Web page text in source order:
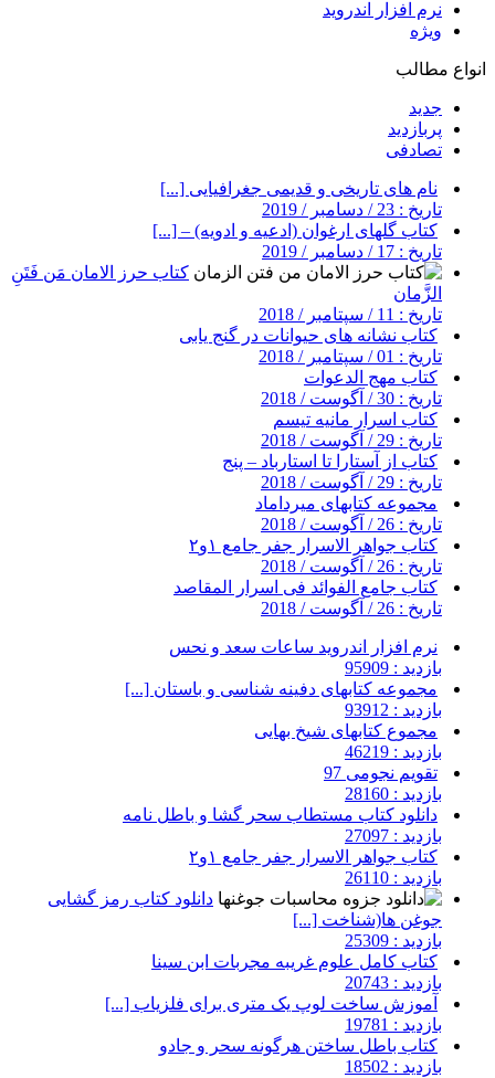
نرم افزار اندروید
ویژه
انواع مطالب
جدید
پربازدید
تصادفی
نام های تاریخی و قدیمی جغرافیایی [...]
تاریخ : 23 / دسامبر / 2019
کتاب گلهای ارغوان (ادعیه و ادویه) – [...]
تاریخ : 17 / دسامبر / 2019
کتاب حرز الامان مَن فَتَنِ
الزَّمان
تاریخ : 11 / سپتامبر / 2018
کتاب نشانه های حیوانات در گنج یابی
تاریخ : 01 / سپتامبر / 2018
کتاب مهج الدعوات
تاریخ : 30 / آگوست / 2018
کتاب اسرار مانیه تیسم
تاریخ : 29 / آگوست / 2018
کتاب از آستارا تا استارباد – پنج
تاریخ : 29 / آگوست / 2018
مجموعه کتابهای میرداماد
تاریخ : 26 / آگوست / 2018
کتاب جواهر الاسرار جفر جامع ۱و۲
تاریخ : 26 / آگوست / 2018
کتاب جامع الفوائد فی اسرار المقاصد
تاریخ : 26 / آگوست / 2018
نرم افزار اندروید ساعات سعد و نحس
بازدید : 95909
مجموعه کتابهای دفینه شناسی و باستان [...]
بازدید : 93912
مجموع کتابهای شیخ بهایی
بازدید : 46219
تقویم نجومی 97
بازدید : 28160
دانلود کتاب مستطاب سحر گشا و باطل نامه
بازدید : 27097
کتاب جواهر الاسرار جفر جامع ۱و۲
بازدید : 26110
دانلود کتاب رمز گشایی
جوغن ها(شناخت [...]
بازدید : 25309
کتاب کامل علوم غریبه مجربات ابن سینا
بازدید : 20743
آموزش ساخت لوپ یک متری برای فلزیاب [...]
بازدید : 19781
کتاب باطل ساختن هرگونه سحر و جادو
بازدید : 18502